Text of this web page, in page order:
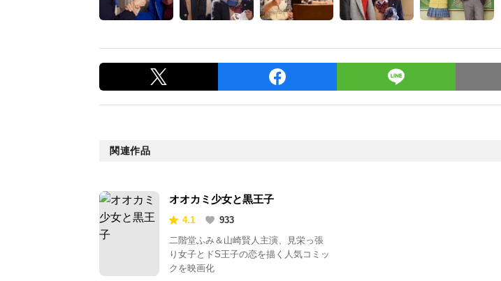
関連作品
オオカミ少女と黒王子
4.1
933
二階堂ふみ＆山崎賢人主演、見栄っ張
り女子とドS王子の恋を描く人気コミッ
クを映画化